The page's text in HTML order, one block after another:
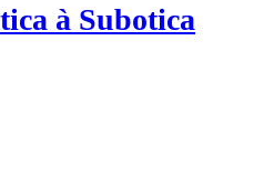
à Subotica